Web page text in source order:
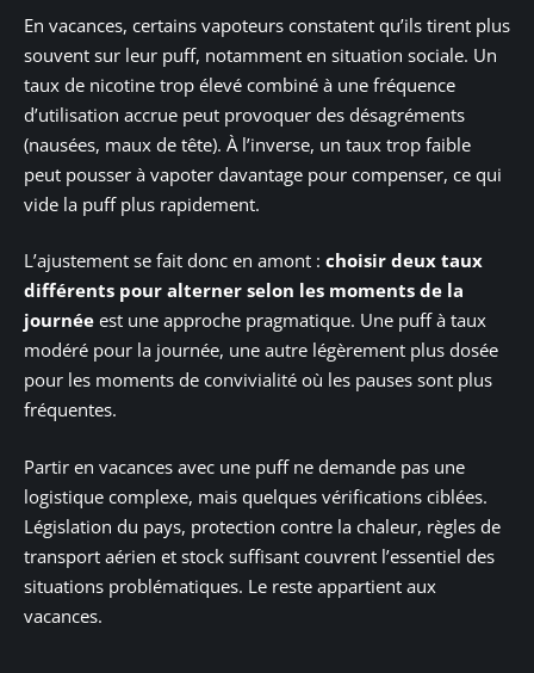
En vacances, certains vapoteurs constatent qu’ils tirent plus
souvent sur leur puff, notamment en situation sociale. Un
taux de nicotine trop élevé combiné à une fréquence
d’utilisation accrue peut provoquer des désagréments
(nausées, maux de tête). À l’inverse, un taux trop faible
peut pousser à vapoter davantage pour compenser, ce qui
vide la puff plus rapidement.
L’ajustement se fait donc en amont : choisir deux taux
différents pour alterner selon les moments de la
journée est une approche pragmatique. Une puff à taux
modéré pour la journée, une autre légèrement plus dosée
pour les moments de convivialité où les pauses sont plus
fréquentes.
Partir en vacances avec une puff ne demande pas une
logistique complexe, mais quelques vérifications ciblées.
Législation du pays, protection contre la chaleur, règles de
transport aérien et stock suffisant couvrent l’essentiel des
situations problématiques. Le reste appartient aux
vacances.